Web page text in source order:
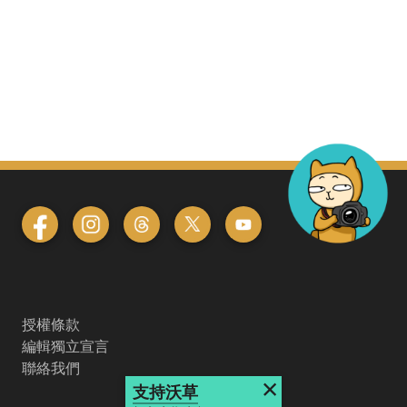
授權條款
編輯獨立宣言
聯絡我們
支持沃草 ×